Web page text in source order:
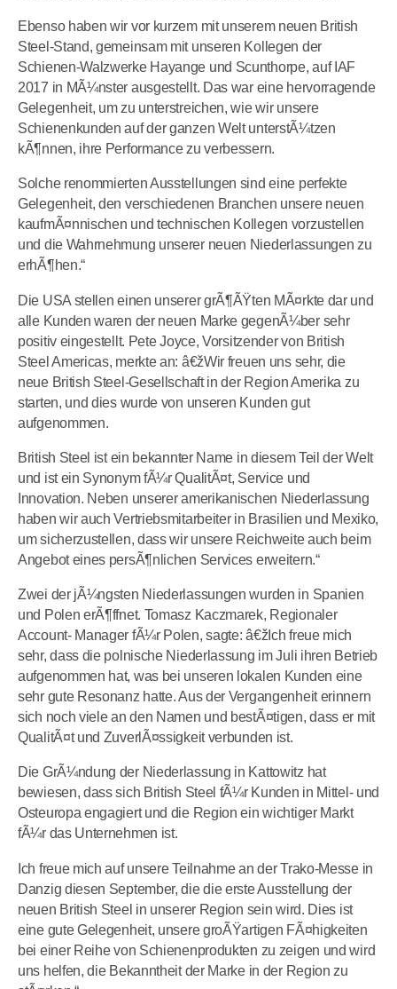
Ebenso haben wir vor kurzem mit unserem neuen British
Steel-Stand, gemeinsam mit unseren Kollegen der
Schienen-Walzwerke Hayange und Scunthorpe, auf IAF
2017 in MÃ¼nster ausgestellt. Das war eine hervorragende
Gelegenheit, um zu unterstreichen, wie wir unsere
Schienenkunden auf der ganzen Welt unterstÃ¼tzen
kÃ¶nnen, ihre Performance zu verbessern.
Solche renommierten Ausstellungen sind eine perfekte
Gelegenheit, den verschiedenen Branchen unsere neuen
kaufmÃ¤nnischen und technischen Kollegen vorzustellen
und die Wahrnehmung unserer neuen Niederlassungen zu
erhÃ¶hen.“
Die USA stellen einen unserer grÃ¶ÃŸten MÃ¤rkte dar und
alle Kunden waren der neuen Marke gegenÃ¼ber sehr
positiv eingestellt. Pete Joyce, Vorsitzender von British
Steel Americas, merkte an: â€žWir freuen uns sehr, die
neue British Steel-Gesellschaft in der Region Amerika zu
starten, und dies wurde von unseren Kunden gut
aufgenommen.
British Steel ist ein bekannter Name in diesem Teil der Welt
und ist ein Synonym fÃ¼r QualitÃ¤t, Service und
Innovation. Neben unserer amerikanischen Niederlassung
haben wir auch Vertriebsmitarbeiter in Brasilien und Mexiko,
um sicherzustellen, dass wir unsere Reichweite auch beim
Angebot eines persÃ¶nlichen Services erweitern.“
Zwei der jÃ¼ngsten Niederlassungen wurden in Spanien
und Polen erÃ¶ffnet. Tomasz Kaczmarek, Regionaler
Account- Manager fÃ¼r Polen, sagte: â€žIch freue mich
sehr, dass die polnische Niederlassung im Juli ihren Betrieb
aufgenommen hat, was bei unseren lokalen Kunden eine
sehr gute Resonanz hatte. Aus der Vergangenheit erinnern
sich noch viele an den Namen und bestÃ¤tigen, dass er mit
QualitÃ¤t und ZuverlÃ¤ssigkeit verbunden ist.
Die GrÃ¼ndung der Niederlassung in Kattowitz hat
bewiesen, dass sich British Steel fÃ¼r Kunden in Mittel- und
Osteuropa engagiert und die Region ein wichtiger Markt
fÃ¼r das Unternehmen ist.
Ich freue mich auf unsere Teilnahme an der Trako-Messe in
Danzig diesen September, die die erste Ausstellung der
neuen British Steel in unserer Region sein wird. Dies ist
eine gute Gelegenheit, unsere groÃŸartigen FÃ¤higkeiten
bei einer Reihe von Schienenprodukten zu zeigen und wird
uns helfen, die Bekanntheit der Marke in der Region zu